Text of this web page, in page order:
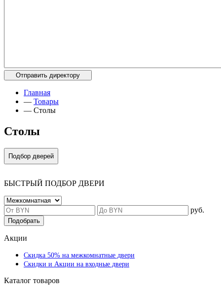
Главная
— Товары
— Столы
Столы
Подбор дверей
БЫСТРЫЙ ПОДБОР ДВЕРИ
руб.
Подобрать
Акции
Скидка 50% на межкомнатные двери
Скидки и Акции на входные двери
Каталог товаров